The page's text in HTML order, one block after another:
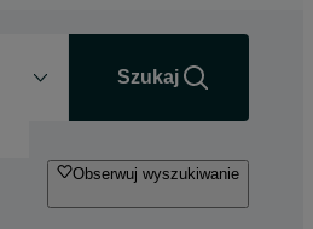
Szukaj
Obserwuj wyszukiwanie